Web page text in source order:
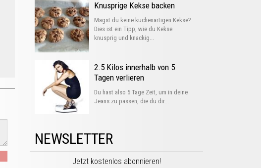
Knusprige Kekse backen
Magst du keine kuchenartigen Kekse?
Dies ist ein Tipp, wie du Kekse
knusprig und knackig...
2.5 Kilos innerhalb von 5
Tagen verlieren
Du hast also 5 Tage Zeit, um in deine
Jeans zu passen, die du dir...
NEWSLETTER
Jetzt kostenlos abonnieren!